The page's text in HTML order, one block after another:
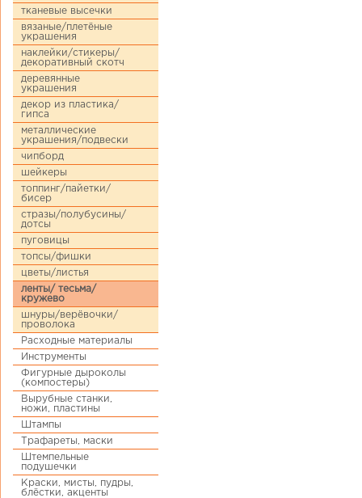
тканевые высечки
вязаные/плетёные
украшения
наклейки/стикеры/
декоративный скотч
деревянные
украшения
декор из пластика/
гипса
металлические
украшения/подвески
чипборд
шейкеры
топпинг/пайетки/
бисер
стразы/полубусины/
дотсы
пуговицы
топсы/фишки
цветы/листья
ленты/ тесьма/
кружево
шнуры/верёвочки/
проволока
Расходные материалы
Инструменты
Фигурные дыроколы
(компостеры)
Вырубные станки,
ножи, пластины
Штампы
Трафареты, маски
Штемпельные
подушечки
Краски, мисты, пудры,
блёстки, акценты